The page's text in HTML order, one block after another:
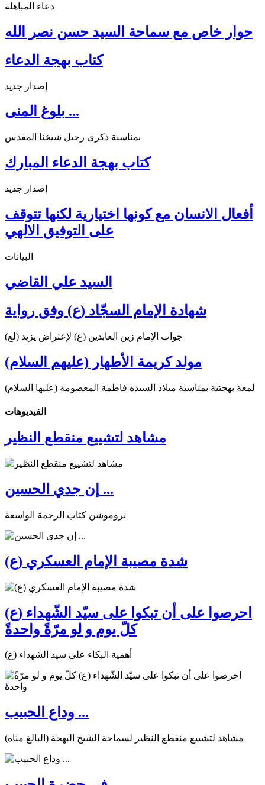
دعاء المباهلة
حوار خاص مع سماحة السيد حسن نصر الله
كتاب بهجة الدعاء
إصدار جديد
بلوغ المنى ...
بمناسبة ذكرى رحيل شيخنا المقدس
كتاب بهجة الدعاء المبارك
إصدار جديد
أفعال الانسان مع كونها اختيارية لكنها تتوقف
على التوفيق الالهي
البيانات
السيد علي القاضي
شهادة الإمام السجّاد (ع) وفق رواية
جواب الإمام زين العابدين (ع) لإعتراض يزيد (لع)
مولد كريمة الأطهار (عليهم السلام)
لمعة بهجتية بمناسبة ميلاد السيدة فاطمة المعصومة (عليها السلام)
الفیدیوهات
مشاهد لتشييع منقطع النظير
إن جدي الحسين ...
بروموشن كتاب الرحمة الواسعة
شدة مصيبة الإمام العسكري (ع)
احرصوا على أن تبكوا على سيّد الشّهداء (ع)
كلّ يوم و لو مرّةً واحدةً
أهمية البكاء على سيد الشهداء (ع)
وداع الحبيب ...
مشاهد لتشييع منقطع النظير لسماحة الشيخ البهجة (البالغ مناه)